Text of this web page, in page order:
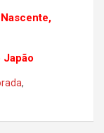
Japão
,